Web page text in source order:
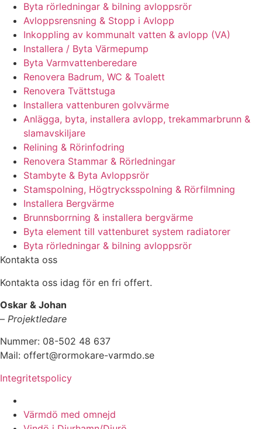
Byta rörledningar & bilning avloppsrör
Avloppsrensning & Stopp i Avlopp
Inkoppling av kommunalt vatten & avlopp (VA)
Installera / Byta Värmepump
Byta Varmvattenberedare
Renovera Badrum, WC & Toalett
Renovera Tvättstuga
Installera vattenburen golvvärme
Anlägga, byta, installera avlopp, trekammarbrunn &
slamavskiljare
Relining & Rörinfodring
Renovera Stammar & Rörledningar
Stambyte & Byta Avloppsrör
Stamspolning, Högtrycksspolning & Rörfilmning
Installera Bergvärme
Brunnsborrning & installera bergvärme
Byta element till vattenburet system radiatorer
Byta rörledningar & bilning avloppsrör
Kontakta oss
Kontakta oss idag för en fri offert.
Oskar & Johan
– Projektledare
Nummer: 08-502 48 637
Mail: offert@rormokare-varmdo.se
Integritetspolicy
Värmdö med omnejd